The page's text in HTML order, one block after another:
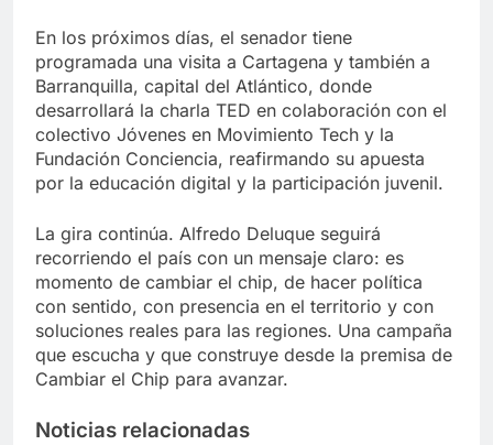
En los próximos días, el senador tiene
programada una visita a Cartagena y también a
Barranquilla, capital del Atlántico, donde
desarrollará la charla TED en colaboración con el
colectivo Jóvenes en Movimiento Tech y la
Fundación Conciencia, reafirmando su apuesta
por la educación digital y la participación juvenil.
La gira continúa. Alfredo Deluque seguirá
recorriendo el país con un mensaje claro: es
momento de cambiar el chip, de hacer política
con sentido, con presencia en el territorio y con
soluciones reales para las regiones. Una campaña
que escucha y que construye desde la premisa de
Cambiar el Chip para avanzar.
Noticias relacionadas